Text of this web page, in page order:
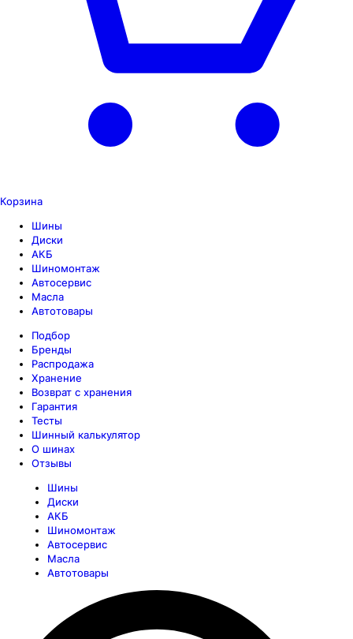
Корзина
Шины
Диски
АКБ
Шиномонтаж
Автосервис
Масла
Автотовары
Подбор
Бренды
Распродажа
Хранение
Возврат с хранения
Гарантия
Тесты
Шинный калькулятор
О шинах
Отзывы
Шины
Диски
АКБ
Шиномонтаж
Автосервис
Масла
Автотовары